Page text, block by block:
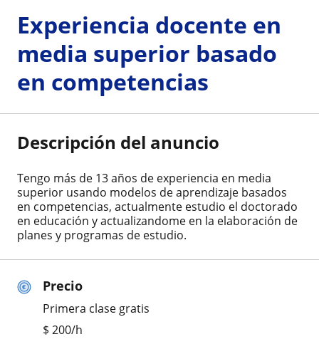
Precio
Primera clase gratis
$ 200/h
Experiencia docente en
media superior basado
en competencias
Descripción del anuncio
Tengo más de 13 años de experiencia en media
superior usando modelos de aprendizaje basados
en competencias, actualmente estudio el doctorado
en educación y actualizandome en la elaboración de
planes y programas de estudio.